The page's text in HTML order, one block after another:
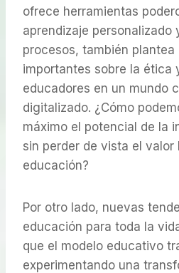
ofrece herramientas
aprendizaje personalizado
procesos, también plantea
importantes sobre la ética
educadores en un mundo
digitalizado. ¿Cómo
máximo el potencial de la
sin perder de vista el valor
educación?
Por otro lado, nuevas
educación para toda la
que el modelo educativo
experimentando una